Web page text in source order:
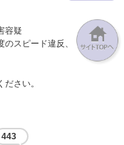
容疑
スピード違反、
さい。
443